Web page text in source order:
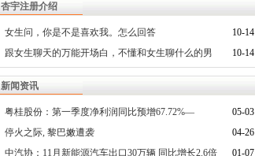
杏宇注册介绍
女生问，你是不是喜欢我。怎么回答
10-14
跟女生聊天的万能开场白，不懂和女生聊什么的男
10-14
新闻资讯
粤桂股份：第一季度净利润同比预增67.72%—
98.53%
05-03
停火之际, 黎巴嫩遭袭
04-26
中汽协：11月新能源汽车出口30万辆 同比增长2.6倍
01-07